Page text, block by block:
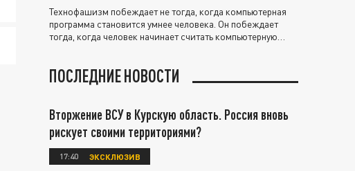
Технофашизм побеждает не тогда, когда компьютерная
программа становится умнее человека. Он побеждает
тогда, когда человек начинает считать компьютерную
ПОСЛЕДНИЕ НОВОСТИ
Вторжение ВСУ в Курскую область. Россия вновь
рискует своими территориями?
17:40 ЭКСКЛЮЗИВ